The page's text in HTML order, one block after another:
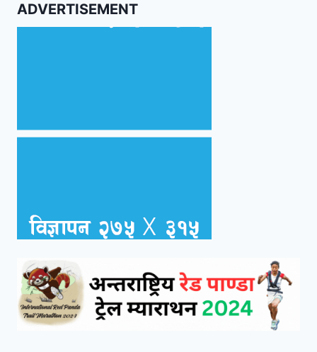
ADVERTISEMENT